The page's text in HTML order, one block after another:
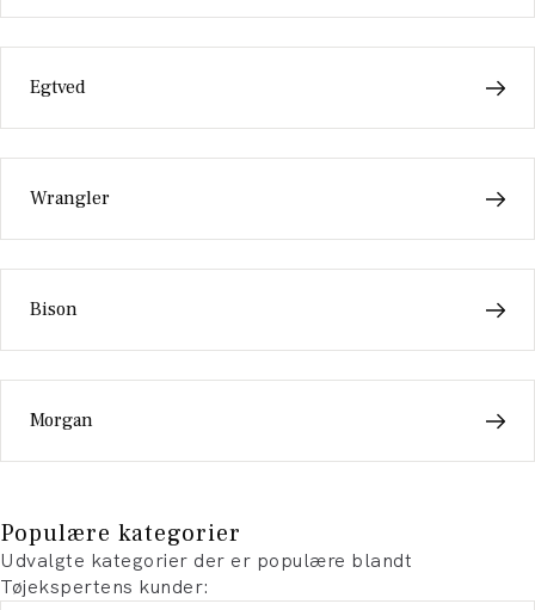
Egtved
Wrangler
Bison
Morgan
Populære kategorier
Udvalgte kategorier der er populære blandt
Tøjekspertens kunder: